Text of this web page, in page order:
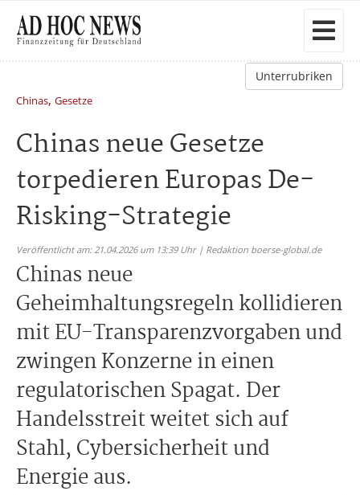
Unterrubriken
Chinas, Gesetze
Chinas neue Gesetze
torpedieren Europas De-
Risking-Strategie
Veröffentlicht am: 21.04.2026 um 13:39 Uhr | Redaktion boerse-global.de
Chinas neue
Geheimhaltungsregeln kollidieren
mit EU-Transparenzvorgaben und
zwingen Konzerne in einen
regulatorischen Spagat. Der
Handelsstreit weitet sich auf
Stahl, Cybersicherheit und
Energie aus.